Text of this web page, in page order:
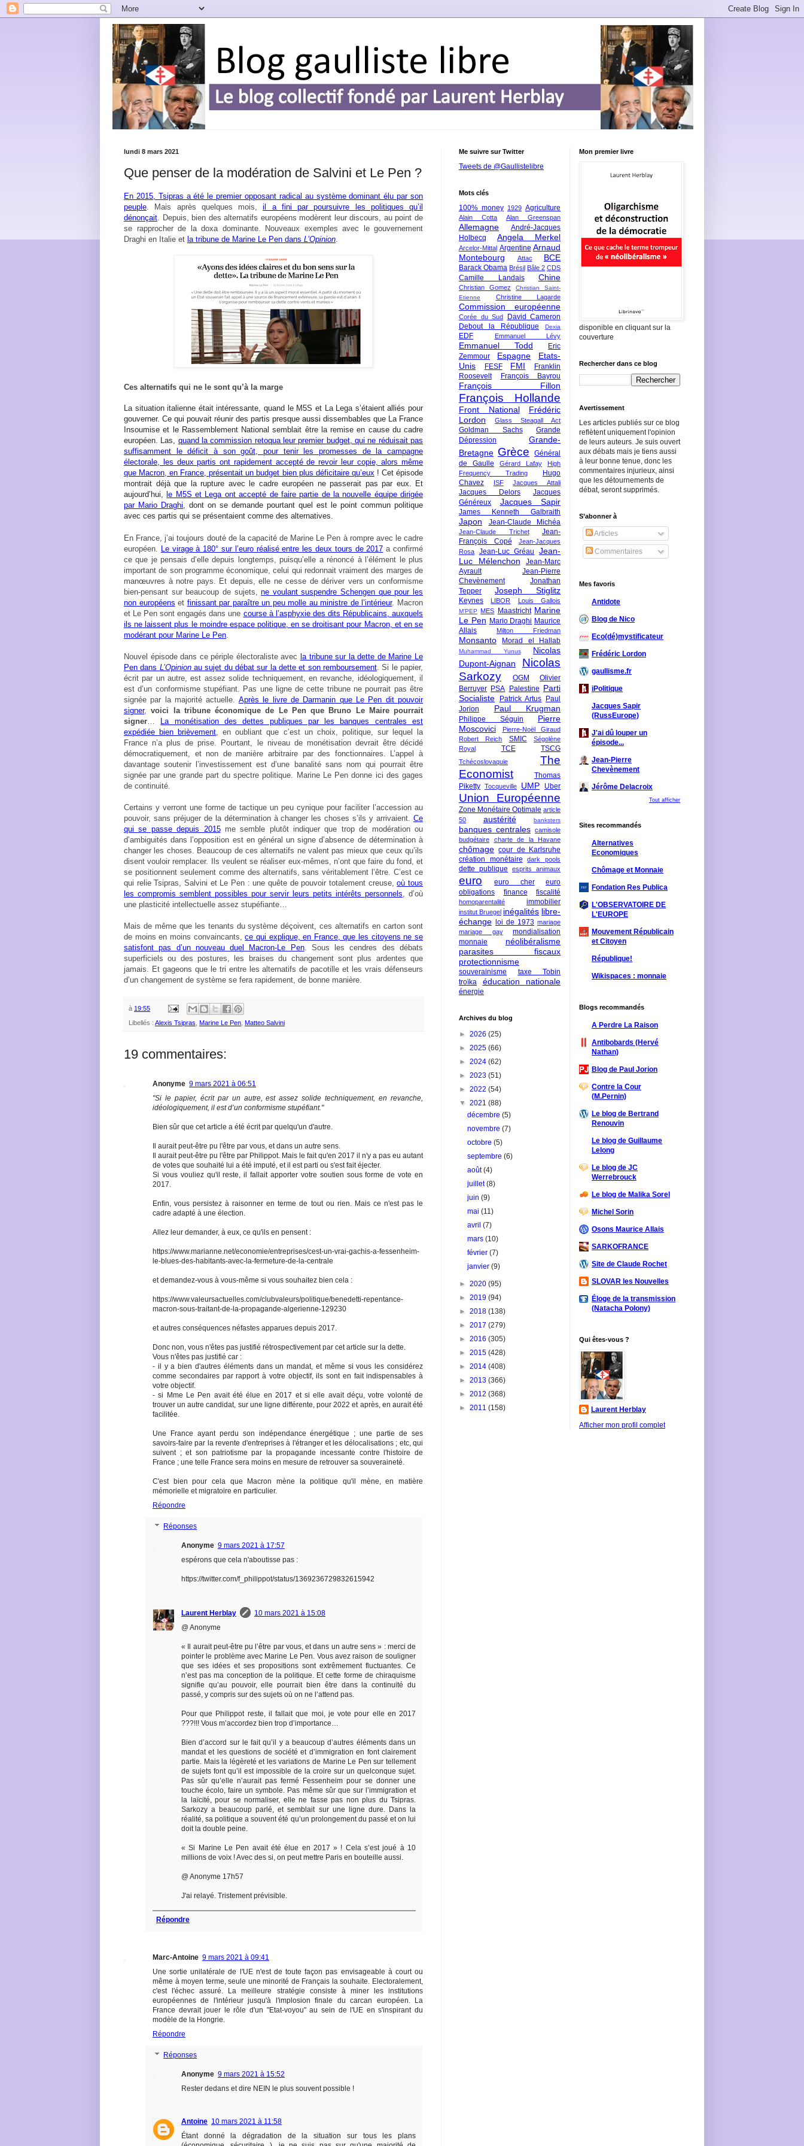
lundi 8 mars 2021
Que penser de la modération de Salvini et Le Pen ?
En 2015, Tsipras a été le premier opposant radical au système dominant élu par son
peuple . Mais après quelques mois,il a fini par poursuivre les politiques qu’il
dénonçait . Depuis, bien des alternatifs européens modèrent leur discours, au point de
se rapprocher de la doxa dominante. Nouveaux exemples avec le gouvernement
Draghi en Italie et la tribune de Marine Le Pen dans L’Opinion
Ces alternatifs qui ne le sont qu’à la marge
La situation italienne était intéressante, quand le M5S et La Lega s’étaient alliés pour
gouverner. Ce qui pouvait réunir des partis presque aussi dissembables que La France
Insoumise et le Rassemblement National semblait être la remise en cause du cadre
européen. Las, quand la commission retoqua leur premier budget, qui ne réduisait pas
suffisamment le déficit à son goût, pour tenir les promesses de la campagne
électorale, les deux partis ont rapidement accepté de revoir leur copie, alors même
que Macron, en France, présentait un budget bien plus déficitaire qu’eux ! Cet épisode
montrait déjà que la rupture avec le cadre européen ne passerait pas par eux. Et
aujourd’hui,le M5S et Lega ont accepté de faire partie de la nouvelle équipe dirigée
par Mario Draghi , dont on se demande pourtant quel est le point commun politique
avec ces partis qui se présentaient comme des alternatives.
En France, j’ai toujours douté de la capacité de Marine Le Pen à rompre avec le cadre
européen. Le virage à 180° sur l’euro réalisé entre les deux tours de 2017 a confirmé
ce que je pensais d’elle depuis longtemps, puisqu’elle a rénoncé à l’élément le plus
important de son programme économique, celui qui redonnait vraiment des marges de
manœuvres à notre pays. Et depuis, elle ne cesse de dériver vers un conformisme
bien-pensant sur beaucoup de sujets,ne voulant suspendre Schengen que pour les
non européens et finissant par paraître un peu molle au ministre de l’intérieur. Macron
et Le Pen sont engagés dans une course à l’asphyxie des dits Républicains, auxquels
ils ne laissent plus le moindre espace politique, en se droitisant pour Macron, et en se
modérant pour Marine Le Pen
Nouvel épisode dans ce périple électoraliste avec la tribune sur la dette de Marine Le
Pen dans L’Opinionau sujet du débat sur la dette et son remboursement . Si le papier,
écrit par un autre, est assez solide techniquement, en revanche, idéologiquement, il
est d’un conformisme stupéfiant. Pas une ligne de cette tribune ne pourrait pas être
signée par la majorité actuelle. Après le livre de Darmanin que Le Pen dit pouvoir
signer,voici la tribune économique de Le Pen que Bruno Le Maire pourrait
signer
La monétisation des dettes publiques par les banques centrales est
expédiée bien brièvement , en oubliant que c’est un choix, politique, sur lequel la
France n’a plus de prise. Pourtant, le niveau de monétisation devrait être décidé
démocratiquement, et non de manière arbitraire par des fonctionnaires. L’appel à
davantage soutenir l’investissement est d’une banalité sans nom qui pourrait être
signée par une grande part du spectre politique. Marine Le Pen donne ici des gages
de continuité.
Certains y verront une forme de tactique un peu cynique pour faciliter l’accession au
pouvoir, sans préjuger de la détermination à changer les choses s’ils y arrivaient. Ce
qui se passe depuis 2015me semble plutôt indiquer que trop de modération ou
d’ambiguités dans l’opposition est en général un signe d’absence de détermination à
changer les choses. Beaucoup de ces alternatifs ne valent pas mieux que ceux qu’ils
disent vouloir remplacer. Ils veulent se réaliser eux-mêmes, n’ont que faire du fond, et
se positionnent seulement comme des alternatifs, sans véritablement l’être. C’est ce
qui relie Tsipras, Salvini et Le Pen : une quête de pouvoir totalement creuse,où tous
les compromis semblent possibles pour servir leurs petits intérêts personnels , d’où
une plasticité intellectuelle assez stupéfiante…
Mais de même que les tenants du système déçoivent, ces alternatifs en carton sont
de moins en moins convaincants,ce qui explique, en France, que les citoyens ne se
satisfont pas d’un nouveau duel Macron-Le Pen. Sous les cendres des débats
superficiels ou des postures, les braises du changement sont plus ardentes que
jamais. Et gageons que le tri entre les alternatifs de pacotille et les vrais défenseurs
d’un changement de système se fera rapidement, de bonne manière.
à 19:55
Libellés : Alexis Tsipras Marine Le Pen Matteo Salvini
19 commentaires:
Anonyme 9 mars 2021 à 06:51
"Si le papier, écrit par un autre, est assez solide techniquement, en revanche,
idéologiquement, il est d’un conformisme stupéfiant."
Bien sûr que cet article a été écrit par quelqu'un d'autre.
Il aurait peut-être pu l'être par vous, et dans un autre sens.
Il aurait peut-être pu l'être par Philippot. Mais le fait qu'en 2017 il n'y a pas eu autant
de votes que souhaité lui a été imputé, et il est parti ou s'est fait éjecter.
Si vous vouliez qu'il reste, il fallait apporter votre soutien sous forme de vote en
2017.
Enfin, vous persistez à raisonner en terme de tout ou rien. Mais ce n'est pas le
cadre adapté à une élection.
Allez leur demander, à eux, ce qu'ils en pensent :
https://www.marianne.net/economie/entreprises/cest-un-vrai-gachis-a-fessenheim-
le-blues-des-habitants-avec-la-fermeture-de-la-centrale
et demandez-vous à vous-même si vous souhaitez bien cela :
https://www.valeursactuelles.com/clubvaleurs/politique/benedetti-repentance-
macron-sous-traitant-de-la-propagande-algerienne-129230
et autres conséquences néfastes apparues depuis 2017.
Donc non, vous n'êtes pas justifié rétrospectivement par cet article sur la dette.
Vous n'êtes pas justifié car :
- il y a bien d'autres éléments dans un mandat, et même si vous les considérez
comme secondaires par rapport à votre objectif, ils sont en fait indispensables à
votre objectif.
- si Mme Le Pen avait été élue en 2017 et si elle avait déçu, votre volonté de
trouver un autre candidat, sur une ligne différente, pour 2022 et après, en aurait été
facilitée.
Une France ayant perdu son indépendance énergétique ; une partie de ses
savoirs-faire par la revente d'entreprises à l'étranger et les délocalisations ; etc, qui
suivent ; et son patriotisme par la propagande incessante contre l'histoire de
France ; une telle France sera moins en mesure de retrouver sa souveraineté.
C'est bien pour cela que Macron mène la politique qu'il mène, en matière
mémorielle et migratoire en particulier.
Répondre
Réponses
Anonyme 9 mars 2021 à 17:57
espérons que cela n'aboutisse pas :
https://twitter.com/f_philippot/status/1369236729832615942
Laurent Herblay
10 mars 2021 à 15:08
@ Anonyme
« Il aurait peut-être pu l’être par vous, et dans un autre sens » : merci de
pointer le problème avec Marine Le Pen. Vous avez raison de souligner
que ses idées et ses propositions sont extrêmement fluctuantes. Ce
n’est pas ma conception de la politique. Et cette forme de chiraquisme
signifie qu’au pouvoir, elle pourrait bien être dans la continuité du
passé, y compris sur des sujets où on ne l’attend pas.
Pour que Philippot reste, il fallait que moi, je vote pour elle en 2017
???!!! Vous m’accordez bien trop d’importance…
Bien d’accord sur le fait qu’il y a beaucoup d’autres éléments dans un
mandat et les questions de société et d’immigration en font clairement
partie. Mais la légèreté et les variations de Marine Le Pen sur tellement
de sujets font qu’il est impossible de la croire sur un quelconque sujet.
Pas sûr qu’elle n’aurait pas fermé Fessenheim pour se donner une
touche écolo, faire un symbole. Pas même sûr que sur l’immigration et
la laïcité, pour se normaliser, elle ne fasse pas non plus du Tsipras.
Sarkozy a beaucoup parlé, et semblait sur une ligne dure. Dans la
réalité, sa politique a souvent été qu’un prolongement du passé et on lui
doit la double peine.
« Si Marine Le Pen avait été élue en 2017 » ! Cela s’est joué à 10
millions de voix ! Avec des si, on peut mettre Paris en bouteille aussi.
@ Anonyme 17h57
J'ai relayé. Tristement prévisible.
Répondre
Marc-Antoine 9 mars 2021 à 09:41
Une sortie unilatérale de l'UE n'est de toute façon pas envisageable à court ou
même à moyen terme, seule une minorité de Français la souhaite. Electoralement,
c'est l'échec assuré. La meilleure stratégie consiste à miner les institutions
européennes de l'intérieur jusqu'à l'implosion finale du carcan européen. La
France devrait jouer le rôle d'un "Etat-voyou" au sein de l'UE en s'inspirant du
modèle de la Hongrie.
Répondre
Réponses
Anonyme 9 mars 2021 à 15:52
Rester dedans et dire NEIN le plus souvent possible !
Antoine 10 mars 2021 à 11:58
Étant donné la dégradation de la situation sur tous les plans
Me suivre sur Twitter
Tweets de @Gaullistelibre
Mots clés
100% money 1929 Agriculture
Alain Cotta Alan Greenspan
Allemagne
André-Jacques
Holbecq
Angela Merkel
Arcelor-Mittal Argentine Arnaud
Montebourg
Attac BCE
Barack Obama Brésil Bâle 2 CDS
Camille Landais Chine
Christian Gomez
Christian Saint-
Etienne
Christine Lagarde
Commission européenne
Corée du Sud
David Cameron
Debout la République
Dexia
EDF Emmanuel Lévy
Emmanuel Todd
Eric
Zemmour
Espagne
Etats-
Unis
FESF FMI
Franklin
Roosevelt
François Bayrou
François Fillon
François Hollande
Front National
Frédéric
Lordon
Glass Steagall Act
Goldman Sachs
Grande
Dépression
Grande-
Bretagne Grèce
Général
de Gaulle
Gérard Lafay
High
Frequency Trading
Hugo
Chavez
ISF Jacques Attali
Jacques Delors
Jacques
Généreux
Jacques Sapir
James Kenneth Galbraith
Japon Jean-Claude Michéa
Jean-Claude Trichet
Jean-
François Copé
Jean-Jacques
Rosa
Jean-Luc Gréau
Jean-
Luc Mélenchon
Jean-Marc
Ayrault
Jean-Pierre
Chevènement
Jonathan
Tepper
Joseph Stiglitz
Keynes LIBOR Louis Gallois
M'PEP MES Maastricht Marine
Le Pen Mario Draghi Maurice
Allais
Milton Friedman
Monsanto Morad el Hallab
Muhammad Yunus
Nicolas
Dupont-Aignan
Nicolas
Sarkozy
OGM
Olivier
Berruyer PSA Palestine Parti
Socialiste
Patrick Artus
Paul
Jorion
Paul Krugman
Philippe Séguin
Pierre
Moscovici
Pierre-Noël Giraud
Robert Reich
SMIC
Ségolène
Royal
TCE TSCG
Tchécoslovaquie
The
Economist
Thomas
Piketty Tocqueville UMP Uber
Union Européenne
Zone Monétaire Optimale article
50
austérité banksters
banques centrales camisole
budgétaire
charte de la Havane
chômage cour de Karlsruhe
création monétaire
dark pools
dette publique esprits animaux
euro euro cher
euro
obligations
finance fiscalité
homoparentalité immobilier
institut Bruegel inégalités libre-
échange
loi de 1973 mariage
mariage gay
mondialisation
monnaie
néolibéralisme
parasites fiscaux
protectionnisme
souverainisme
taxe Tobin
troïka
éducation nationale
énergie
Archives du blog
► 2026 (25)
► 2025 (66)
► 2024 (62)
► 2023 (51)
► 2022 (54)
▼ 2021 (88)
décembre(5)
novembre(7)
octobre(5)
septembre(6)
août(4)
juillet(8)
juin(9)
mai(11)
avril(7)
mars(10)
février(7)
janvier(9)
► 2020 (95)
► 2019 (94)
► 2018 (138)
► 2017 (279)
► 2016 (305)
► 2015 (428)
► 2014 (408)
► 2013 (366)
► 2012 (368)
► 2011 (158)
Mon premier livre
disponible en cliquant sur la
couverture
Rechercher dans ce blog
Avertissement
Les articles publiés sur ce blog
reflètent uniquement l'opinion
de leurs auteurs. Je suis ouvert
aux débats mais je tiens aussi
à leur bonne tenue, donc les
commentaires injurieux, ainsi
que les détournements de
débat, seront supprimés.
S’abonner à
Articles
Commentaires
Mes favoris
Antidote
Blog de Nico
Eco(dé)mystificateur
Frédéric Lordon
gaullisme.fr
iPolitique
Jacques Sapir
(RussEurope)
J'ai dû louper un
épisode...
Jean-Pierre
Chevènement
Jérôme Delacroix
Tout afficher
Sites recommandés
Alternatives
Economiques
Chômage et Monnaie
Fondation Res Publica
L'OBSERVATOIRE DE
L'EUROPE
Mouvement Républicain
et Citoyen
République!
Wikispaces : monnaie
Blogs recommandés
A Perdre La Raison
Antibobards (Hervé
Nathan)
Blog de Paul Jorion
Contre la Cour
(M.Pernin)
Le blog de Bertrand
Renouvin
Le blog de Guillaume
Lelong
Le blog de JC
Werrebrouck
Le blog de Malika Sorel
Michel Sorin
Osons Maurice Allais
SARKOFRANCE
Site de Claude Rochet
SLOVAR les Nouvelles
Éloge de la transmission
(Natacha Polony)
Qui êtes-vous ?
Laurent Herblay
Afficher mon profil complet